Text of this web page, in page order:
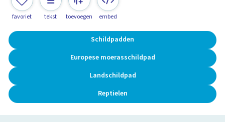
favoriet tekst toevoegen embed
Schildpadden
Europese moerasschildpad
Landschildpad
Reptielen